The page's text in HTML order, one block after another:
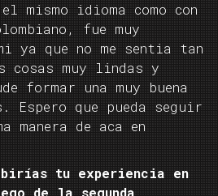
mismo idioma como con
fue muy
ya que no me sentia tan
cosas muy lindas y
formar una muy buena
Espero que pueda seguir
manera de aca en
tu experiencia en